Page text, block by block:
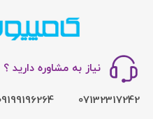
نیاز به مشاوره دارید ؟
07132317242